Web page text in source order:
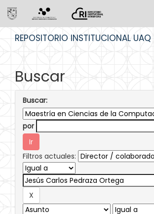
REPOSITORIO INSTITUCIONAL UAQ
Buscar
Buscar:
por
Filtros actuales: